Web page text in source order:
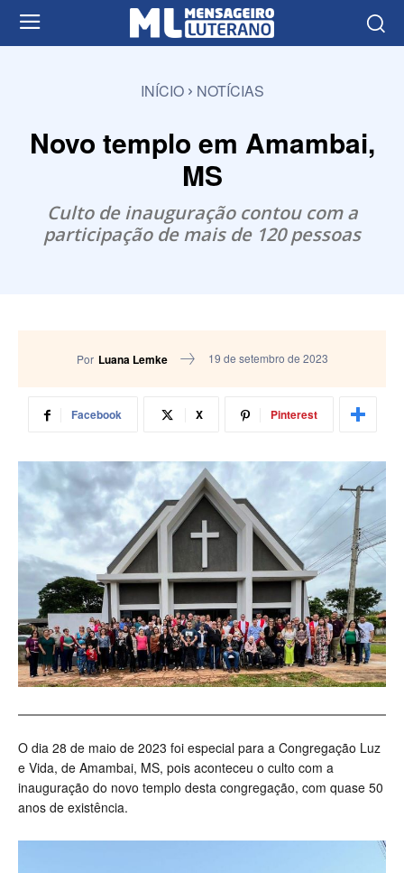
INÍCIO NOTÍCIAS
Novo templo em Amambai,
MS
Culto de inauguração contou com a
participação de mais de 120 pessoas
Por Luana Lemke 19 de setembro de 2023
Facebook X Pinterest
O dia 28 de maio de 2023 foi especial para a Congregação Luz
e Vida, de Amambai, MS, pois aconteceu o culto com a
inauguração do novo templo desta congregação, com quase 50
anos de existência.